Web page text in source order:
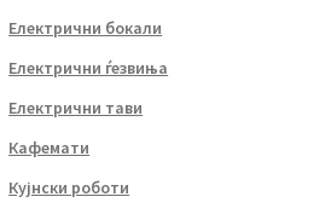
Електрични бокали
Електрични ѓезвиња
Електрични тави
Кафемати
Кујнски роботи